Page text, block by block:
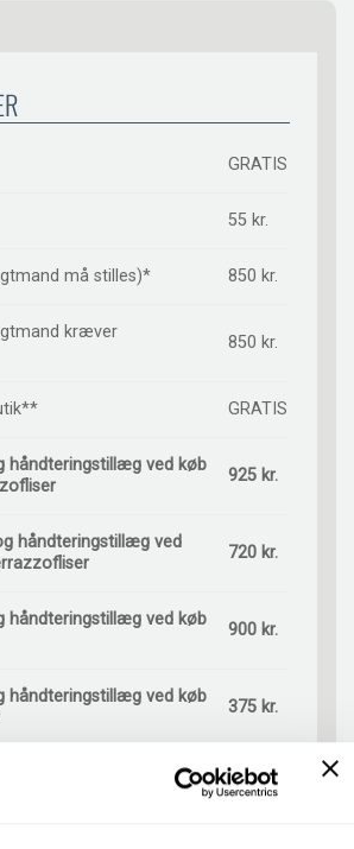
GRATIS
55 kr.
må stilles)* 850 kr.
kræver
850 kr.
GRATIS
håndteringstillæg ved køb
925 kr.
håndteringstillæg ved
720 kr.
håndteringstillæg ved køb
900 kr.
håndteringstillæg ved køb
375 kr.
håndteringstillæg ved
900 kr.